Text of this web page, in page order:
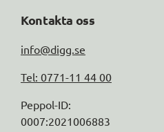
Kontakta oss
info@digg.se
Tel: 0771-11 44 00
Peppol-ID:
0007:2021006883